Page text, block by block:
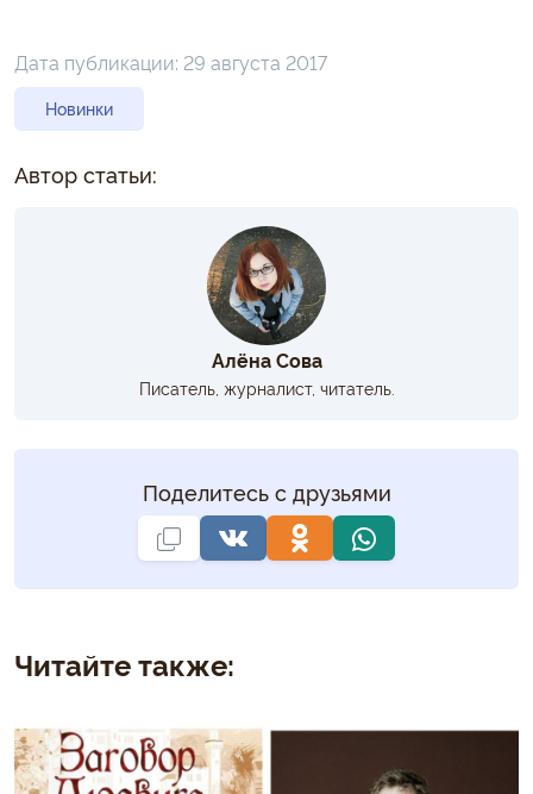
Дата публикации: 29 августа 2017
Новинки
Автор статьи:
Алёна Сова
Писатель, журналист, читатель.
Поделитесь с друзьями
Читайте также: